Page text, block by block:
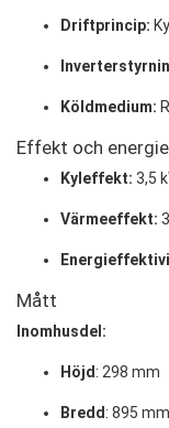
Driftprincip:
Köldmedium:
Effekt och
Kyleffekt: 3,5
Värmeeffekt:
Mått
Inomhusdel:
Höjd: 298 mm
Bredd: 895 mm